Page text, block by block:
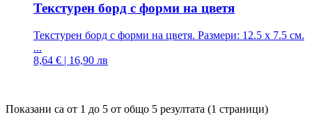
Текстурен борд с форми на цветя
Текстурен борд с форми на цветя. Размери: 12.5 х 7.5 см.
...
8,64 € | 16,90 лв
Показани са от 1 до 5 от общо 5 резултата (1 страници)